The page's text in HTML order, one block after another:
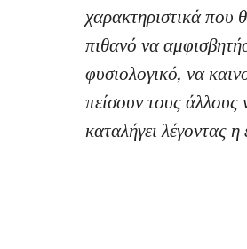
χαρακτηριστικά που
πιθανό να
φυσιολογικό, να
πείσουν τους άλλους
καταλήγει λέγοντας η